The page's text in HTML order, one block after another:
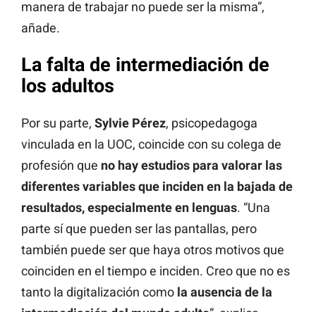
manera de trabajar no puede ser la misma”,
añade.
La falta de intermediación de
los adultos
Por su parte, Sylvie Pérez, psicopedagoga
vinculada en la UOC, coincide con su colega de
profesión que no hay estudios para valorar las
diferentes variables que inciden en la bajada de
resultados, especialmente en lenguas. “Una
parte sí que pueden ser las pantallas, pero
también puede ser que haya otros motivos que
coinciden en el tiempo e inciden. Creo que no es
tanto la digitalización como la ausencia de la